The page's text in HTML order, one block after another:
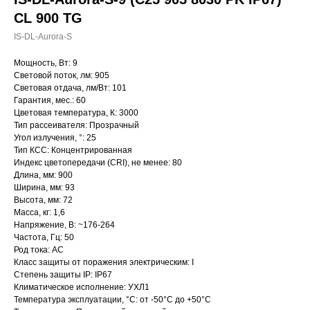
CL 900 TG
IS-DL-Aurora-S
Мощность, Вт: 9
Световой поток, лм: 905
Световая отдача, лм/Вт: 101
Гарантия, мес.: 60
Цветовая температура, К: 3000
Тип рассеивателя: Прозрачный
Угол излучения, °: 25
Тип КСС: Концентрированная
Индекс цветопередачи (CRI), не менее: 80
Длина, мм: 900
Ширина, мм: 93
Высота, мм: 72
Масса, кг: 1,6
Напряжение, В: ~176-264
Частота, Гц: 50
Род тока: AC
Класс защиты от поражения электрическим: I
Степень защиты IP: IP67
Климатическое исполнение: УХЛ1
Температура эксплуатации, °С: от -50°C до +50°C